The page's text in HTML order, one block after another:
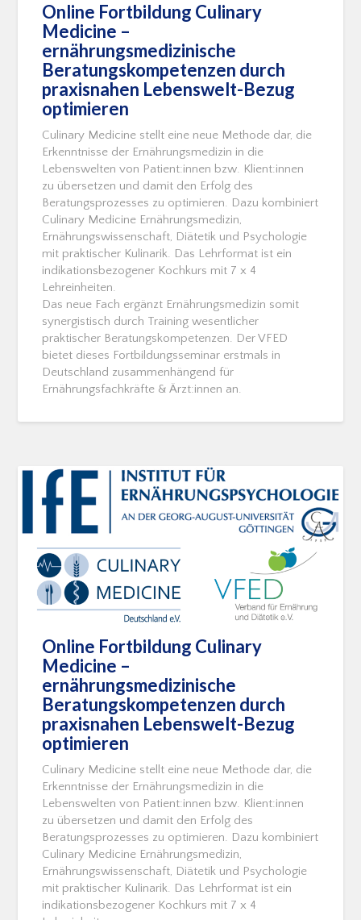
Online Fortbildung Culinary
Medicine –
ernährungsmedizinische
Beratungskompetenzen durch
praxisnahen Lebenswelt-Bezug
optimieren
Culinary Medicine stellt eine neue Methode dar, die
Erkenntnisse der Ernährungsmedizin in die
Lebenswelten von Patient:innen bzw. Klient:innen
zu übersetzen und damit den Erfolg des
Beratungsprozesses zu optimieren. Dazu kombiniert
Culinary Medicine Ernährungsmedizin,
Ernährungswissenschaft, Diätetik und Psychologie
mit praktischer Kulinarik. Das Lehrformat ist ein
indikationsbezogener Kochkurs mit 7 x 4
Lehreinheiten.
Das neue Fach ergänzt Ernährungsmedizin somit
synergistisch durch Training wesentlicher
praktischer Beratungskompetenzen. Der VFED
bietet dieses Fortbildungsseminar erstmals in
Deutschland zusammenhängend für
Ernährungsfachkräfte & Ärzt:innen an.
Online Fortbildung Culinary
Medicine –
ernährungsmedizinische
Beratungskompetenzen durch
praxisnahen Lebenswelt-Bezug
optimieren
Culinary Medicine stellt eine neue Methode dar, die
Erkenntnisse der Ernährungsmedizin in die
Lebenswelten von Patient:innen bzw. Klient:innen
zu übersetzen und damit den Erfolg des
Beratungsprozesses zu optimieren. Dazu kombiniert
Culinary Medicine Ernährungsmedizin,
Ernährungswissenschaft, Diätetik und Psychologie
mit praktischer Kulinarik. Das Lehrformat ist ein
indikationsbezogener Kochkurs mit 7 x 4